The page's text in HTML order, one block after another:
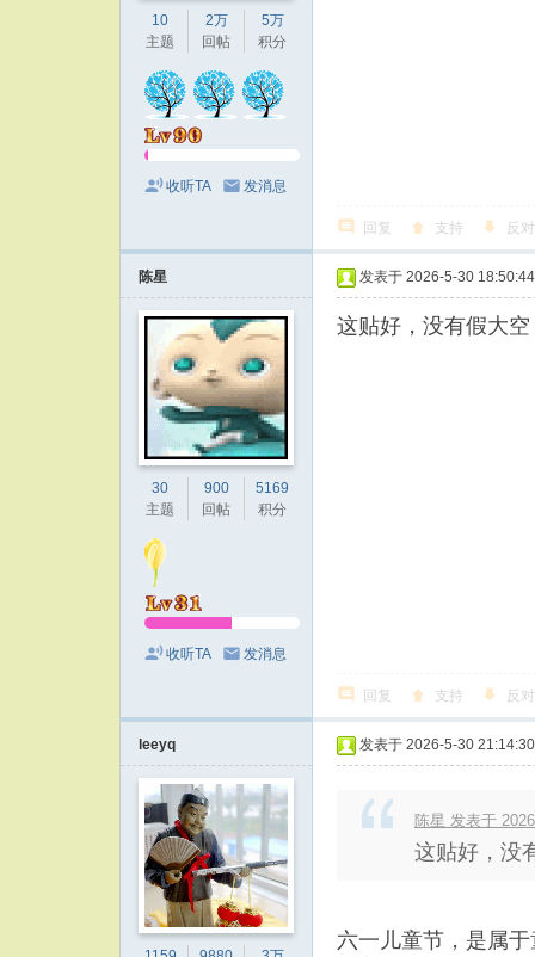
10
主题
2万
回帖
5万
积分
收听TA 发消息
回复 支持 反对
陈星
30
主题
900
回帖
5169
积分
收听TA 发消息
发表于 2026-5-30 18:50:44
这贴好，没有假大
回复 支持 反对
leeyq 发表于 2026-5-30 21:14:30
陈星 发表于
这贴好，没
六一儿童节，是属